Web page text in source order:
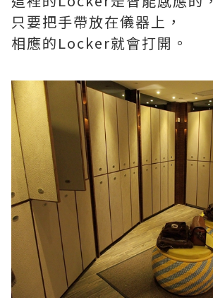
只要把手帶放在儀器上，
相應的Locker就會打開。